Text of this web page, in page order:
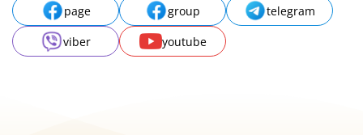
page group
telegram
viber
youtube